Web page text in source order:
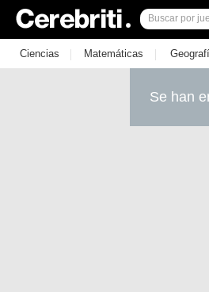
Ciencias | Matemáticas |
Se han